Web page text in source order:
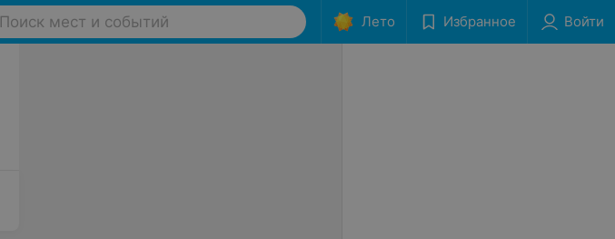
Поиск мест и событий Лето Избранное Войти